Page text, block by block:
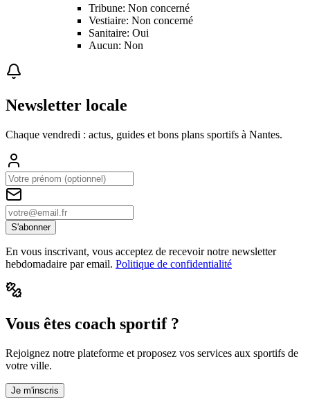
Tribune: Non concerné
Vestiaire: Non concerné
Sanitaire: Oui
Aucun: Non
Newsletter locale
Chaque vendredi : actus, guides et bons plans sportifs à Nantes.
S'abonner
En vous inscrivant, vous acceptez de recevoir notre newsletter
hebdomadaire par email. Politique de confidentialité
Vous êtes coach sportif ?
Rejoignez notre plateforme et proposez vos services aux sportifs de
votre ville.
Je m'inscris